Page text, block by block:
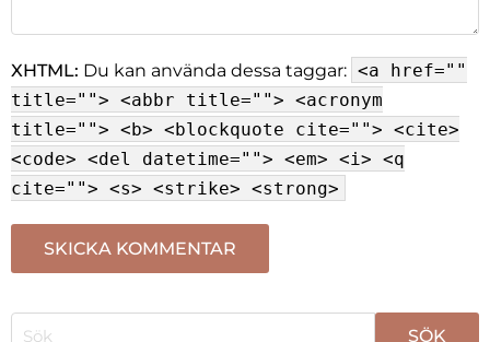
XHTML: Du kan använda dessa taggar: <a href=""
title=""> <abbr title=""> <acronym
title=""> <b> <blockquote cite=""> <cite>
<code> <del datetime=""> <em> <i> <q
cite=""> <s> <strike> <strong>